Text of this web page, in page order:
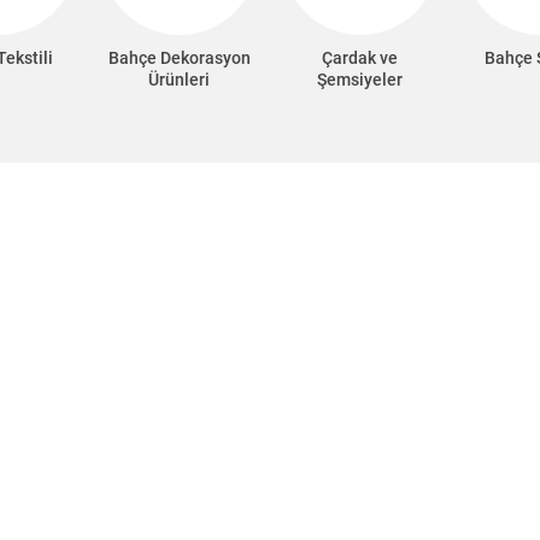
Bahçe Dekorasyon
Ürünleri
Çardak ve
Şemsiyeler
Bahçe